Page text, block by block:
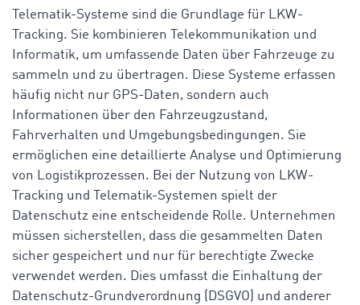
Telematik-Systeme sind die Grundlage für LKW-
Tracking. Sie kombinieren Telekommunikation und
Informatik, um umfassende Daten über Fahrzeuge zu
sammeln und zu übertragen. Diese Systeme erfassen
häufig nicht nur GPS-Daten, sondern auch
Informationen über den Fahrzeugzustand,
Fahrverhalten und Umgebungsbedingungen. Sie
ermöglichen eine detaillierte Analyse und Optimierung
von Logistikprozessen. Bei der Nutzung von LKW-
Tracking und Telematik-Systemen spielt der
Datenschutz eine entscheidende Rolle. Unternehmen
müssen sicherstellen, dass die gesammelten Daten
sicher gespeichert und nur für berechtigte Zwecke
verwendet werden. Dies umfasst die Einhaltung der
Datenschutz-Grundverordnung (DSGVO) und anderer